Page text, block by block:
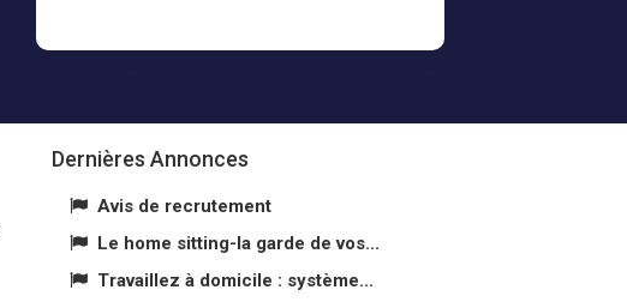
Dernières Annonces
Avis de recrutement
Le home sitting-la garde de vos...
Travaillez à domicile : système...